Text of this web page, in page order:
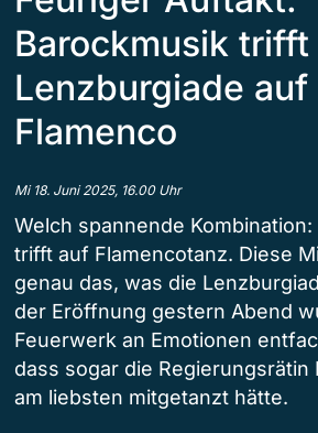
Barockmusik
Lenzburgiade auf
Flamenco
Mi 18. Juni 2025, 16.00 Uhr
Welch spannende
trifft auf Flamencotanz. Diese
genau das, was die
der Eröffnung gestern Abend
Feuerwerk an Emotionen
dass sogar die Regierungsrätin
am liebsten mitgetanzt hätte.